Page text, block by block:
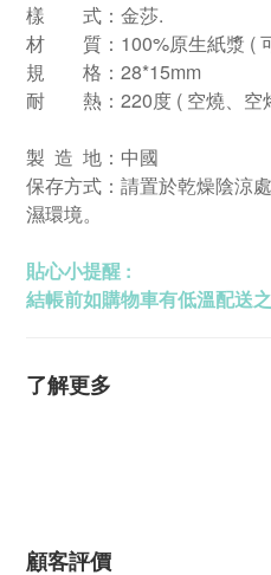
樣 式：金莎.
材 質：100%原生紙漿 (
規 格：28*15mm
耐 熱：220度 ( 空燒、空
製 造 地：中國
保存方式：請置於乾燥陰涼
濕環境。
貼心小提醒 :
結帳前如購物車有低溫配送
了解更多
顧客評價